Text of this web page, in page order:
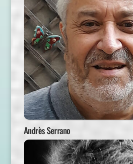
Andrès Serrano